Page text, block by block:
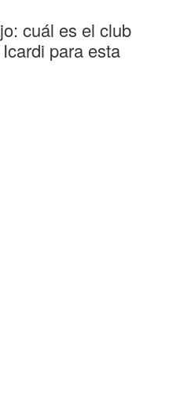
cuál es el club
para esta